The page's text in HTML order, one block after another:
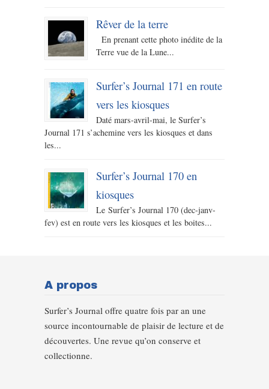
Rêver de la terre
En prenant cette photo inédite de la
Terre vue de la Lune...
Surfer’s Journal 171 en route
vers les kiosques
Daté mars-avril-mai, le Surfer’s
Journal 171 s’achemine vers les kiosques et dans
les...
Surfer’s Journal 170 en
kiosques
Le Surfer’s Journal 170 (dec-janv-
fev) est en route vers les kiosques et les boites...
A propos
Surfer’s Journal offre quatre fois par an une
source incontournable de plaisir de lecture et de
découvertes. Une revue qu’on conserve et
collectionne.